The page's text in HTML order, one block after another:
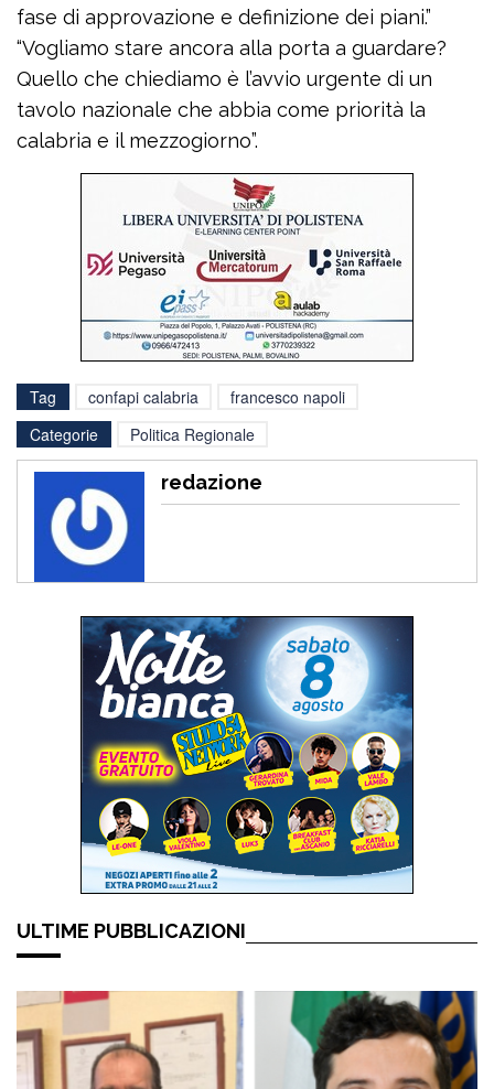
fase di approvazione e definizione dei piani.”
“Vogliamo stare ancora alla porta a guardare?
Quello che chiediamo è l’avvio urgente di un
tavolo nazionale che abbia come priorità la
calabria e il mezzogiorno”.
Tag confapi calabria
francesco napoli
Categorie
Politica Regionale
redazione
ULTIME PUBBLICAZIONI